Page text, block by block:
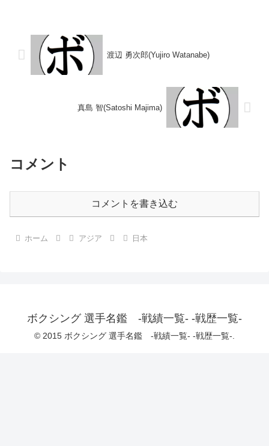
渡辺 勇次郎(Yujiro Watanabe)
真島 智(Satoshi Majima)
コメント
コメントを書き込む
ホーム アジア 日本
ボクシング 選手名鑑 -戦績一覧- -戦歴一覧-
© 2015 ボクシング 選手名鑑 -戦績一覧- -戦歴一覧-.